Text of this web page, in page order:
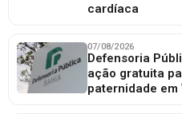
cardíaca
07/08/2026
Defensoria
ação gratuita
paternidade em